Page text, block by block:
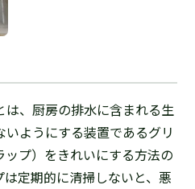
、厨房の排水に含まれる生
ようにする装置であるグリ
プ）をきれいにする方法の
定期的に清掃しないと、悪